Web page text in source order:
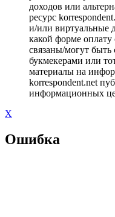
доходов или
ресурс
и/или виртуальные
какой форме оплату
связаны/могут
букмекерами или
материалы на
korrespondent.net
информационных
X
Ошибка